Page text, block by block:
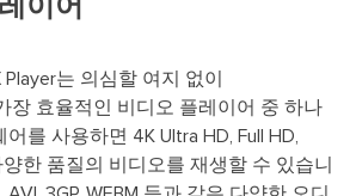
이어
는 의심할 여지 없이
장 효율적인 비디오 플레이어 중 하나
를 사용하면 4K Ultra HD, Full HD,
한 품질의 비디오를 재생할 수 있습니